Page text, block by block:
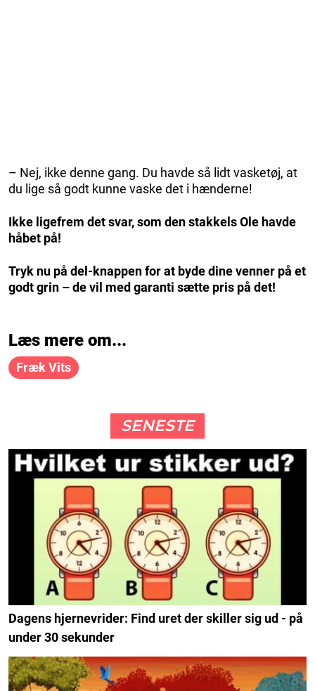
– Nej, ikke denne gang. Du havde så lidt vasketøj, at
du lige så godt kunne vaske det i hænderne!
Ikke ligefrem det svar, som den stakkels Ole havde
håbet på!
Tryk nu på del-knappen for at byde dine venner på et
godt grin – de vil med garanti sætte pris på det!
Læs mere om...
Fræk Vits
SENESTE
Dagens hjernevrider: Find uret der skiller sig ud - på
under 30 sekunder